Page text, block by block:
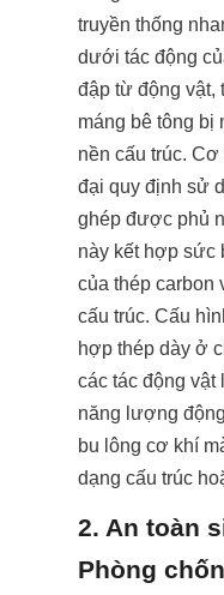
truyền thống
dưới tác động
đập từ động vật,
máng bê tông bị
nền cấu trúc.
đại quy định sử
ghép được phủ
này kết hợp sức
của thép carbon
cấu trúc. Cấu
hợp thép dày ở
các tác động vật
năng lượng
bu lông cơ khí
dạng cấu trúc
2. An toàn
Phòng